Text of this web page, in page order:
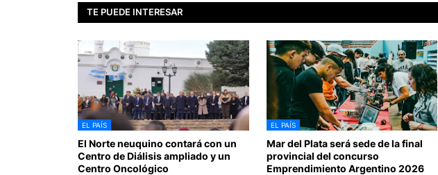
TE PUEDE INTERESAR
EL PAÍS
El Norte neuquino contará con un
Centro de Diálisis ampliado y un
Centro Oncológico
EL PAÍS
Mar del Plata será sede de la final
provincial del concurso
Emprendimiento Argentino 2026